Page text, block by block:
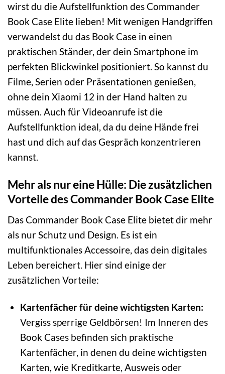
wirst du die Aufstellfunktion des Commander
Book Case Elite lieben! Mit wenigen Handgriffen
verwandelst du das Book Case in einen
praktischen Ständer, der dein Smartphone im
perfekten Blickwinkel positioniert. So kannst du
Filme, Serien oder Präsentationen genießen,
ohne dein Xiaomi 12 in der Hand halten zu
müssen. Auch für Videoanrufe ist die
Aufstellfunktion ideal, da du deine Hände frei
hast und dich auf das Gespräch konzentrieren
kannst.
Mehr als nur eine Hülle: Die zusätzlichen
Vorteile des Commander Book Case Elite
Das Commander Book Case Elite bietet dir mehr
als nur Schutz und Design. Es ist ein
multifunktionales Accessoire, das dein digitales
Leben bereichert. Hier sind einige der
zusätzlichen Vorteile:
Kartenfächer für deine wichtigsten Karten:
Vergiss sperrige Geldbörsen! Im Inneren des
Book Cases befinden sich praktische
Kartenfächer, in denen du deine wichtigsten
Karten, wie Kreditkarte, Ausweis oder